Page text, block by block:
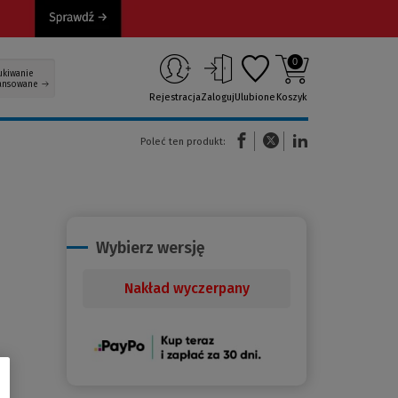
RejestracjaZalogujUlubione
0
Koszyk
Poleć ten produkt:
(Nowe okno)(Link do innej strony)
Wybierz wersję
Nakład wyczerpany
(Nowe